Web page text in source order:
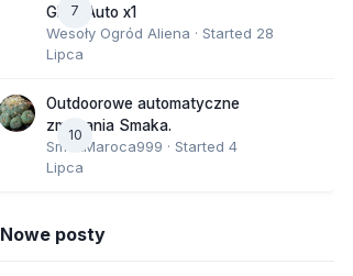
7
GMO Auto x1
Wesoły Ogród Aliena · Started 28
Lipca
10
Outdoorowe automatyczne
zmagania Smaka.
SmakMaroca999 · Started 4
Lipca
Nowe posty